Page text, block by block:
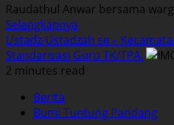
Bajuin.
Raudathul Anwar bersama
Selengkapnya
more
about
Jamaah
bersama
Ustadz-Ustadzah se –
Standarisasi Guru TK/TPA.
2 minutes read
Berita
Bumi Tuntung Pandang